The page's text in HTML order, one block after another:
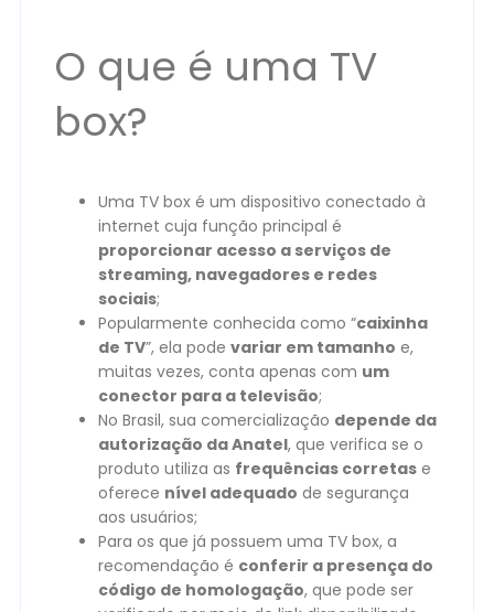
O que é uma TV
box?
Uma TV box é um dispositivo conectado à
internet cuja função principal é
proporcionar acesso a serviços de
streaming, navegadores e redes
sociais;
Popularmente conhecida como “caixinha
de TV”, ela pode variar em tamanho e,
muitas vezes, conta apenas com um
conector para a televisão;
No Brasil, sua comercialização depende da
autorização da Anatel, que verifica se o
produto utiliza as frequências corretas e
oferece nível adequado de segurança
aos usuários;
Para os que já possuem uma TV box, a
recomendação é conferir a presença do
código de homologação, que pode ser